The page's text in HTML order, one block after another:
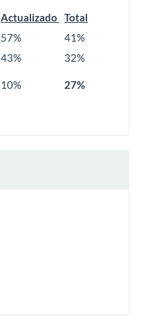
Actualizado
Total
57%
41%
43%
32%
10% 27%